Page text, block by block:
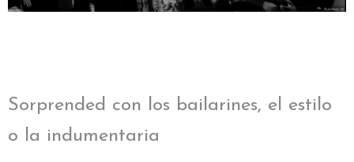
Sorprended con los bailarines, el estilo
o la indumentaria